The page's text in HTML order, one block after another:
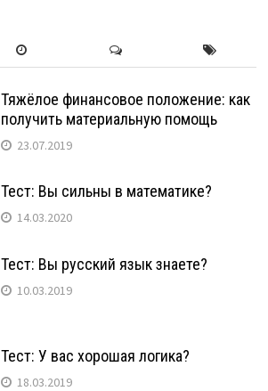
Тяжёлое финансовое положение: как
получить материальную помощь
23.07.2019
Тест: Вы сильны в математике?
14.03.2020
Тест: Вы русский язык знаете?
10.03.2019
Тест: У вас хорошая логика?
18.03.2019